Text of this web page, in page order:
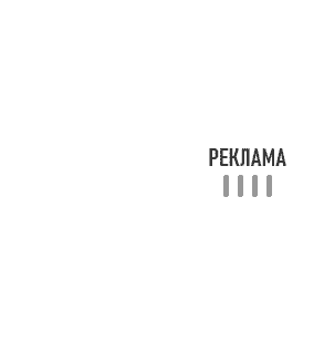
Коктейль из шпината